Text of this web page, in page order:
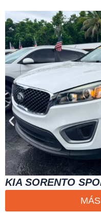
KIA SORENTO